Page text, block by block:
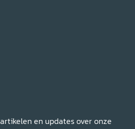
en updates over onze